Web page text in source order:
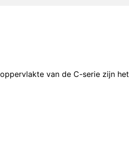
van de C-serie zijn het